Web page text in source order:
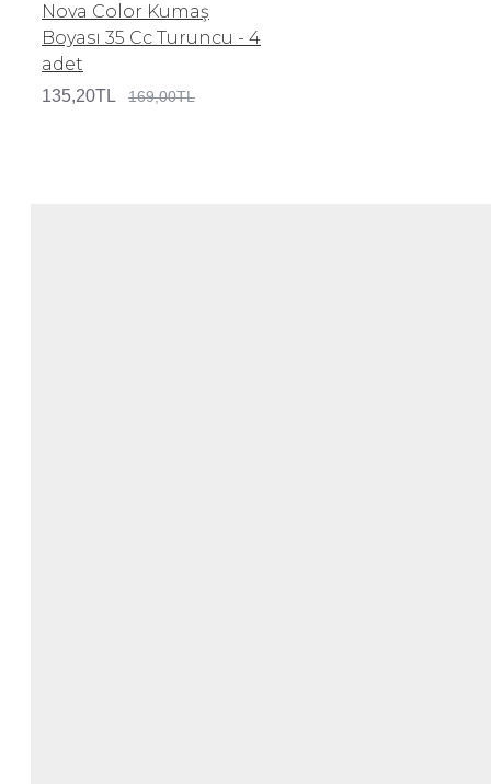
Nova Color Kumaş
Boyası 35 Cc Turuncu - 4
adet
135,20TL 169,00TL